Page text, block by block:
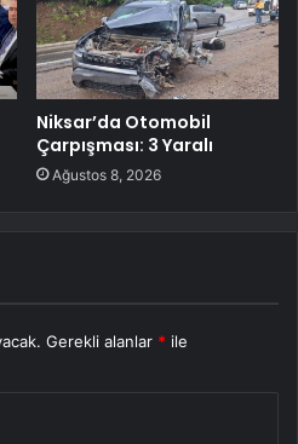
Niksar’da Otomobil
Çarpışması: 3 Yaralı
Ağustos 8, 2026
Gerekli alanlar * ile